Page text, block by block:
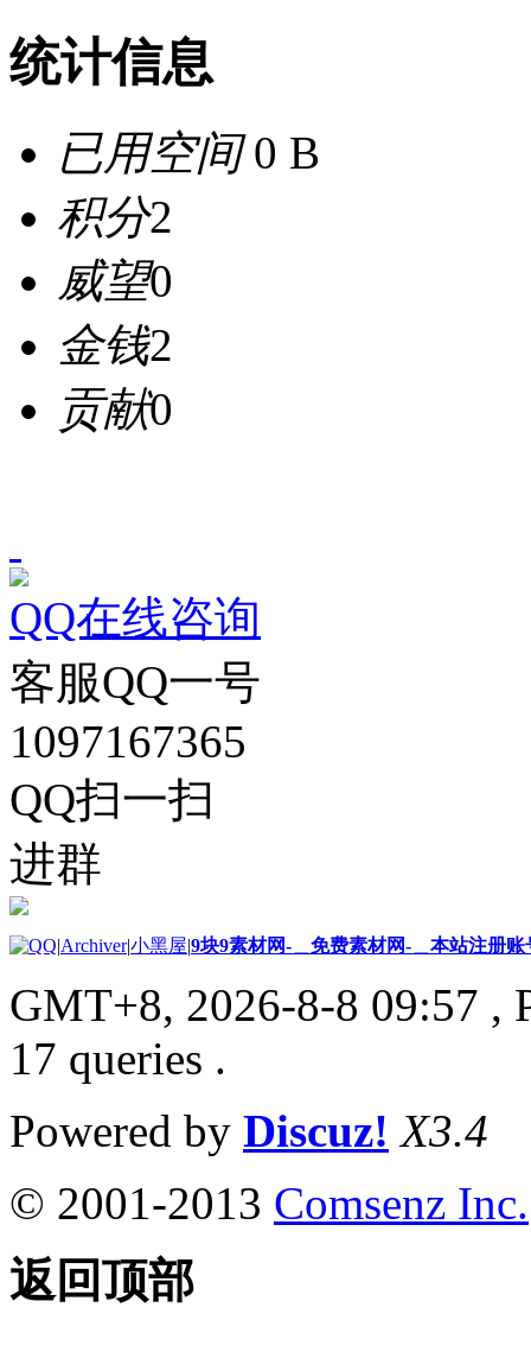
统计信息
已用空间0 B
积分2
威望0
金钱2
贡献0
QQ在线咨询
客服QQ一号
1097167365
QQ扫一扫
进群
|Archiver|小黑屋|9块9素材网-＿免费素材网-＿本站注册账
GMT+8, 2026-8-8 09:57 ,
17 queries .
Powered by Discuz! X3.4
© 2001-2013 Comsenz Inc.
返回顶部